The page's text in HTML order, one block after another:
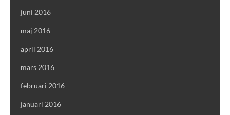
juni 2016
maj 2016
april 2016
mars 2016
februari 2016
januari 2016